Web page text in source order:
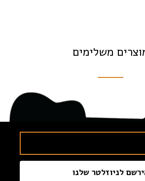
משלימים
לניוזלטר שלנו